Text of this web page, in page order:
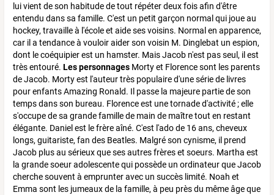
lui vient de son habitude de tout répéter deux fois afin d'être
entendu dans sa famille. C'est un petit garçon normal qui joue au
hockey, travaille à l'école et aide ses voisins. Normal en apparence,
car il a tendance à vouloir aider son voisin M. Dinglebat un espion,
dont le coéquipier est un hamster. Mais Jacob n'est pas seul, il est
très entouré. Les personnages Morty et Florence sont les parents
de Jacob. Morty est l'auteur très populaire d'une série de livres
pour enfants Amazing Ronald. Il passe la majeure partie de son
temps dans son bureau. Florence est une tornade d'activité ; elle
s'occupe de sa grande famille de main de maître tout en restant
élégante. Daniel est le frère aîné. C'est l'ado de 16 ans, cheveux
longs, guitariste, fan des Beatles. Malgré son cynisme, il prend
Jacob plus au sérieux que ses autres frères et soeurs. Martha est
la grande soeur adolescente qui possède un ordinateur que Jacob
cherche souvent à emprunter avec un succès limité. Noah et
Emma sont les jumeaux de la famille, à peu près du même âge que